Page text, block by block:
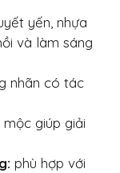
yến, nhựa
và làm sáng
nhãn có tác
giúp giải
phù hợp với